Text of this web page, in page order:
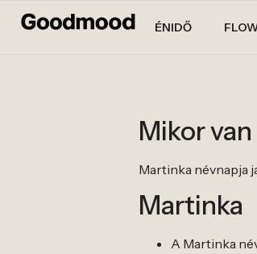
ÉNIDŐ
Mikor
Martinka névnapja
Martinka
A Martinka